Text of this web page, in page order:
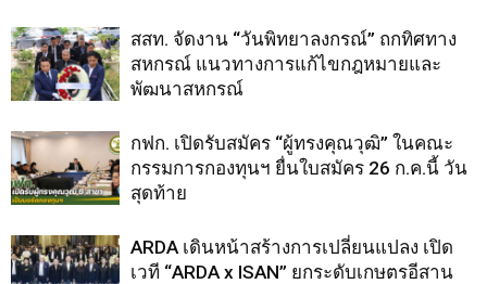
สสท. จัดงาน “วันพิทยาลงกรณ์” ถกทิศทาง
สหกรณ์ แนวทางการแก้ไขกฎหมายและ
พัฒนาสหกรณ์
กฟก. เปิดรับสมัคร “ผู้ทรงคุณวุฒิ” ในคณะ
กรรมการกองทุนฯ ยื่นใบสมัคร 26 ก.ค.นี้ วัน
สุดท้าย
ARDA เดินหน้าสร้างการเปลี่ยนแปลง เปิด
เวที “ARDA x ISAN” ยกระดับเกษตรอีสาน